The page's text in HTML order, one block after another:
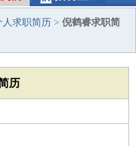
人求职简历 > 倪鹤睿求职简
历